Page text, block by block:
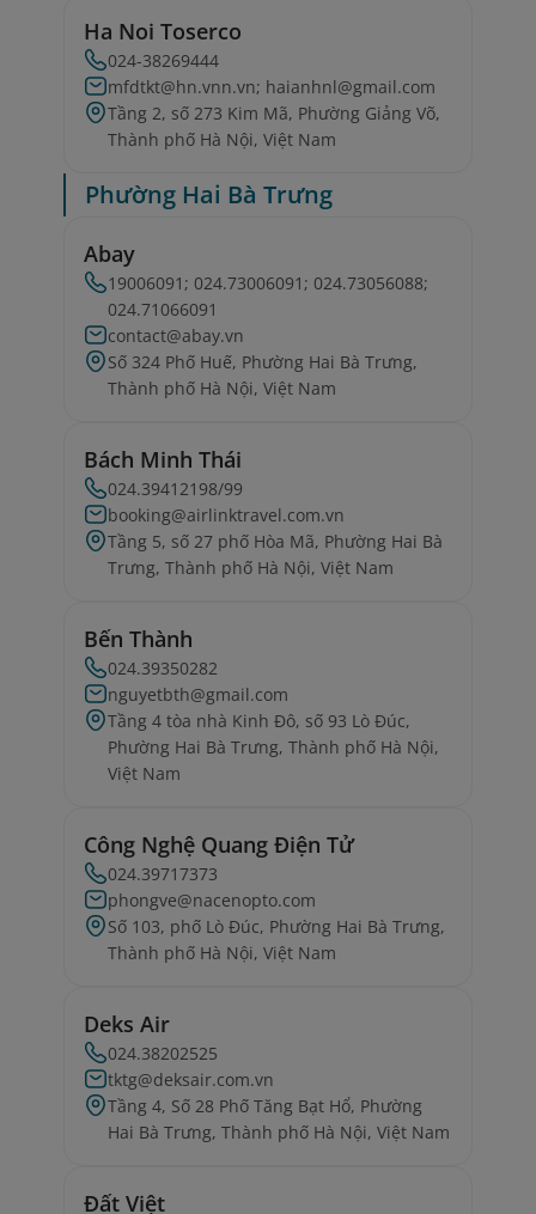
Ha Noi Toserco
024-38269444
mfdtkt@hn.vnn.vn; haianhnl@gmail.com
Tầng 2, số 273 Kim Mã, Phường Giảng Võ,
Thành phố Hà Nội, Việt Nam
Phường Hai Bà Trưng
Abay
19006091; 024.73006091; 024.73056088;
024.71066091
contact@abay.vn
Số 324 Phố Huế, Phường Hai Bà Trưng,
Thành phố Hà Nội, Việt Nam
Bách Minh Thái
024.39412198/99
booking@airlinktravel.com.vn
Tầng 5, số 27 phố Hòa Mã, Phường Hai Bà
Trưng, Thành phố Hà Nội, Việt Nam
Bến Thành
024.39350282
nguyetbth@gmail.com
Tầng 4 tòa nhà Kinh Đô, số 93 Lò Đúc,
Phường Hai Bà Trưng, Thành phố Hà Nội,
Việt Nam
Công Nghệ Quang Điện Tử
024.39717373
phongve@nacenopto.com
Số 103, phố Lò Đúc, Phường Hai Bà Trưng,
Thành phố Hà Nội, Việt Nam
Deks Air
024.38202525
tktg@deksair.com.vn
Tầng 4, Số 28 Phố Tăng Bạt Hổ, Phường
Hai Bà Trưng, Thành phố Hà Nội, Việt Nam
Đất Việt